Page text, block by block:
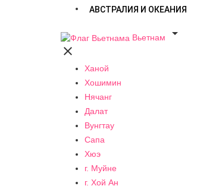
АВСТРАЛИЯ И ОКЕАНИЯ
Вьетнам


Ханой
Хошимин
Нячанг
Далат
Вунгтау
Сапа
Хюэ
г. Муйне
г. Хой Ан